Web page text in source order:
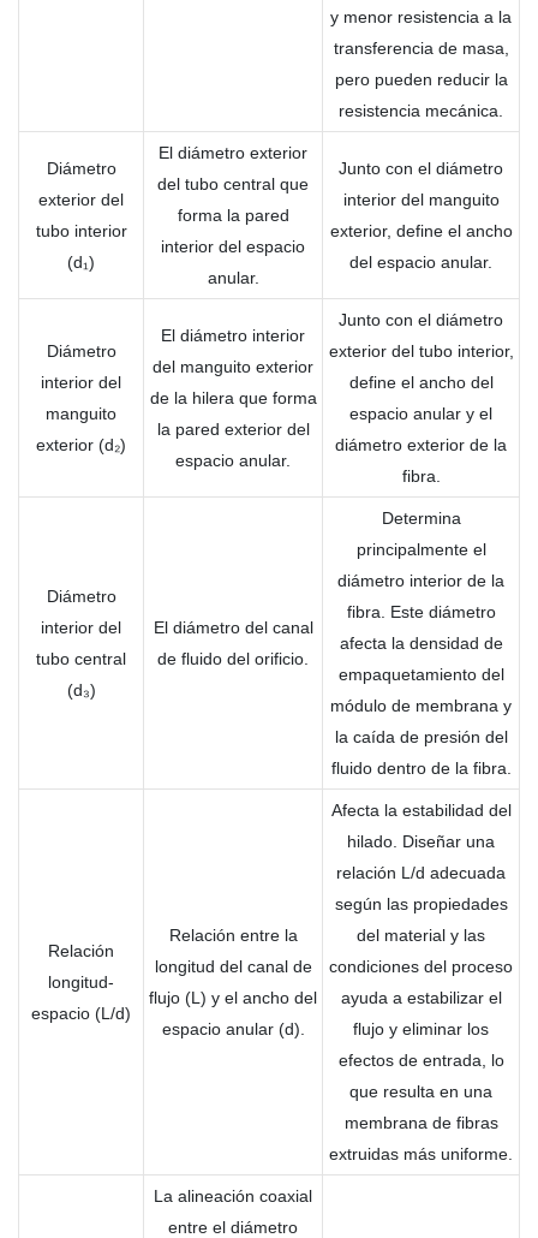
y menor resistencia a la
transferencia de masa,
pero pueden reducir la
resistencia mecánica.
Diámetro
exterior del
tubo interior
(d₁)
El diámetro exterior
del tubo central que
forma la pared
interior del espacio
anular.
Junto con el diámetro
interior del manguito
exterior, define el ancho
del espacio anular.
Diámetro
interior del
manguito
exterior (d₂)
El diámetro interior
del manguito exterior
de la hilera que forma
la pared exterior del
espacio anular.
Junto con el diámetro
exterior del tubo interior,
define el ancho del
espacio anular y el
diámetro exterior de la
fibra.
Diámetro
interior del
tubo central
(d₃)
El diámetro del canal
de fluido del orificio.
Determina
principalmente el
diámetro interior de la
fibra. Este diámetro
afecta la densidad de
empaquetamiento del
módulo de membrana y
la caída de presión del
fluido dentro de la fibra.
Relación
longitud-
espacio (L/d)
Relación entre la
longitud del canal de
flujo (L) y el ancho del
espacio anular (d).
Afecta la estabilidad del
hilado. Diseñar una
relación L/d adecuada
según las propiedades
del material y las
condiciones del proceso
ayuda a estabilizar el
flujo y eliminar los
efectos de entrada, lo
que resulta en una
membrana de fibras
extruidas más uniforme.
La alineación coaxial
entre el diámetro